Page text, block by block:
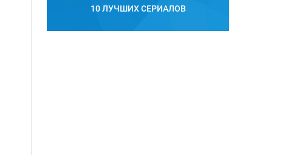
10 ЛУЧШИХ СЕРИАЛОВ